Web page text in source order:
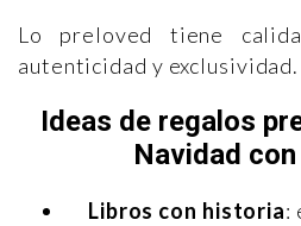
Lo preloved tiene
autenticidad y exclusividad.
Ideas de regalos
Navidad
Libros con historia: